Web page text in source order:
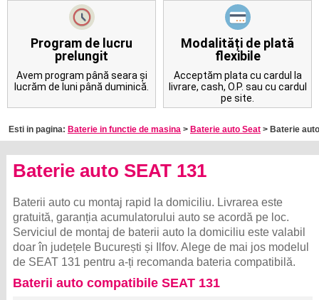
Program de lucru
prelungit
Avem program până seara și
lucrăm de luni până duminică.
Modalități de plată
flexibile
Acceptăm plata cu cardul la
livrare, cash, O.P. sau cu cardul
pe site.
Esti in pagina: Baterie in functie de masina > Baterie auto Seat > Baterie
Baterie auto SEAT 131
Baterii auto cu montaj rapid la domiciliu. Livrarea este
gratuită, garanția acumulatorului auto se acordă pe loc.
Serviciul de montaj de baterii auto la domiciliu este valabil
doar în județele București și Ilfov. Alege de mai jos modelul
de SEAT 131 pentru a-ți recomanda bateria compatibilă.
Baterii auto compatibile SEAT 131